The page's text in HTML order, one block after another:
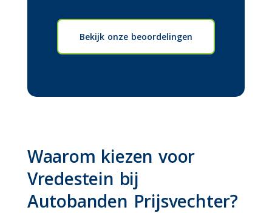
Bekijk onze beoordelingen
Waarom kiezen voor
Vredestein bij
Autobanden Prijsvechter?